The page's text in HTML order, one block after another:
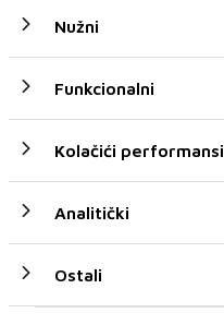
Nužni
Funkcionalni
Kolačići performansi
Analitički
Ostali